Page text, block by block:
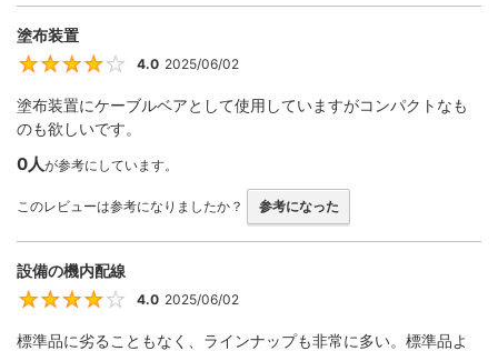
塗布装置
4
4.0 2025/06/02
塗布装置にケーブルベアとして使用していますがコンパクトなも
のも欲しいです。
0人が参考にしています。
このレビューは参考になりましたか？ 参考になった
設備の機内配線
4
4.0 2025/06/02
標準品に劣ることもなく、ラインナップも非常に多い。標準品よ